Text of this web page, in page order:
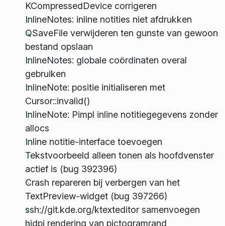
KCompressedDevice corrigeren
InlineNotes: inline notities niet afdrukken
QSaveFile verwijderen ten gunste van gewoon
bestand opslaan
InlineNotes: globale coördinaten overal
gebruiken
InlineNote: positie initialiseren met
Cursor::invalid()
InlineNote: Pimpl inline notitiegegevens zonder
allocs
Inline notitie-interface toevoegen
Tekstvoorbeeld alleen tonen als hoofdvenster
actief is (bug 392396)
Crash repareren bij verbergen van het
TextPreview-widget (bug 397266)
ssh://git.kde.org/ktexteditor samenvoegen
hidpi rendering van pictogramrand